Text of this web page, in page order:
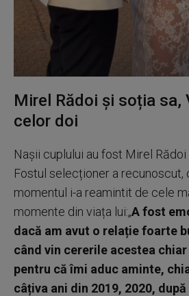
Mirel Rădoi și soția sa,
celor doi
Nașii cuplului au fost Mirel Rădoi
Fostul selecționer a recunoscut,
momentul i-a reamintit de cele
momente din viața lui:„A fost
dacă am avut o relație foarte
când vin cererile acestea
pentru că îmi aduc aminte,
câțiva ani din 2019, 2020,